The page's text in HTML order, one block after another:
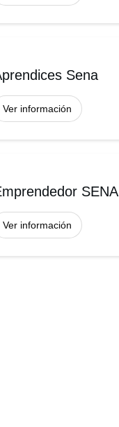
Sena
Ver información
SENA
Ver información